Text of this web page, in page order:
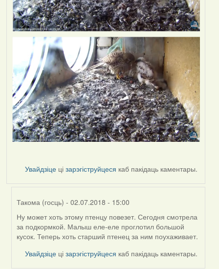
Увайдзіце цізарэгіструйцеся каб пакідаць каментары.
Такома (госць) - 02.07.2018 - 15:00
In
reply
to
Ну может хоть этому птенцу повезет. Сегодня смотрела
за подкормкой. Малыш еле-еле проглотил большой
кусок. Теперь хоть старший птенец за ним поухаживает.
Увайдзіце цізарэгіструйцеся каб пакідаць каментары.